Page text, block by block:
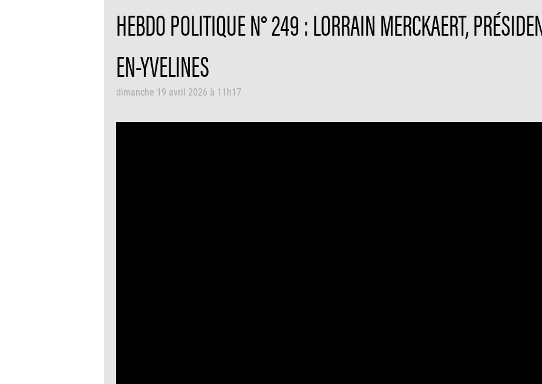
HEBDO POLITIQUE N° 249 : LORRAIN MERCKAERT,
EN-YVELINES
dimanche 19 avril 2026 à 11h17